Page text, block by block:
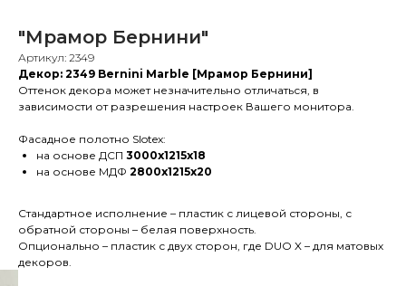
"Мрамор Бернини"
Артикул: 2349
Декор: 2349 Bernini Marble [Мрамор Бернини]
Оттенок декора может незначительно отличаться, в
зависимости от разрешения настроек Вашего монитора.
Фасадное полотно Slotex:
на основе ДСП 3000х1215х18
на основе МДФ 2800х1215х20
Стандартное исполнение – пластик с лицевой стороны, с
обратной стороны – белая поверхность.
Опционально – пластик с двух сторон, где DUO X – для матовых
декоров.